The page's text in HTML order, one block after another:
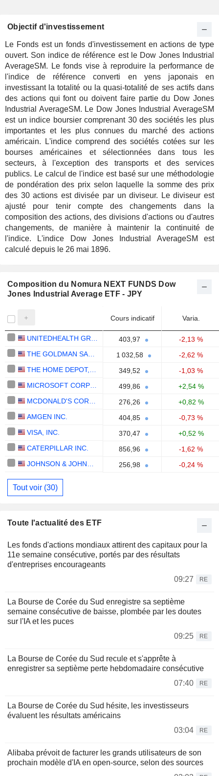
Objectif d'investissement
Le Fonds est un fonds d'investissement en actions de type
ouvert. Son indice de référence est le Dow Jones Industrial
AverageSM. Le fonds vise à reproduire la performance de
l'indice de référence converti en yens japonais en
investissant la totalité ou la quasi-totalité de ses actifs dans
des actions qui font ou doivent faire partie du Dow Jones
Industrial AverageSM. Le Dow Jones Industrial AverageSM
est un indice boursier comprenant 30 des sociétés les plus
importantes et les plus connues du marché des actions
américain. L'indice comprend des sociétés cotées sur les
bourses américaines et sélectionnées dans tous les
secteurs, à l'exception des transports et des services
publics. Le calcul de l'indice est basé sur une méthodologie
de pondération des prix selon laquelle la somme des prix
des 30 actions est divisée par un diviseur. Le diviseur est
ajusté pour tenir compte des changements dans la
composition des actions, des divisions d'actions ou d'autres
changements, de manière à maintenir la continuité de
l'indice. L'indice Dow Jones Industrial AverageSM est
calculé depuis le 26 mai 1896.
Composition du Nomura NEXT FUNDS Dow
Jones Industrial Average ETF - JPY
Cours indicatif Varia.
403,97
-2,13 %
1 032,58
-2,62 %
349,52
-1,03 %
499,86
+2,54 %
276,26
+0,82 %
AMGEN INC.
404,85
-0,73 %
VISA, INC.
370,47
+0,52 %
CATERPILLAR INC.
856,96
-1,62 %
256,98 -0,24 %
Tout voir (30)
Toute l'actualité des ETF
Les fonds d'actions mondiaux attirent des capitaux pour la
11e semaine consécutive, portés par des résultats
d'entreprises encourageants
09:27
RE
La Bourse de Corée du Sud enregistre sa septième
semaine consécutive de baisse, plombée par les doutes
sur l'IA et les puces
09:25
RE
La Bourse de Corée du Sud recule et s'apprête à
enregistrer sa septième perte hebdomadaire consécutive
07:40
RE
La Bourse de Corée du Sud hésite, les investisseurs
évaluent les résultats américains
03:04
RE
Alibaba prévoit de facturer les grands utilisateurs de son
prochain modèle d'IA en open-source, selon des sources